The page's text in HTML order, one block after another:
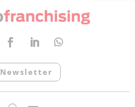
Newsletter